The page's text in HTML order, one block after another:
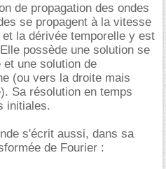
de propagation des ondes
se propagent à la vitesse
et la dérivée temporelle y est
possède une solution se
une solution de
(ou vers la droite mais
Sa résolution en temps
initiales.
s'écrit aussi, dans sa
de Fourier :